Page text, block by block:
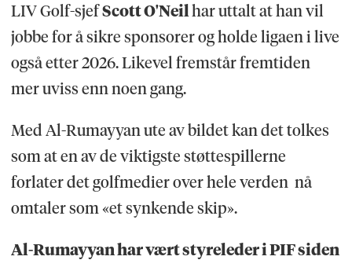
LIV Golf-sjefScott O'Neilhar uttalt at han vil
jobbe for å sikre sponsorer og holde ligaen i live
også etter 2026. Likevel fremstår fremtiden
mer uviss enn noen gang.
Med Al-Rumayyan ute av bildet kan det tolkes
som at en av de viktigste støttespillerne
forlater det golfmedier over hele verden nå
omtaler som «et synkende skip».
Al-Rumayyan har vært styreleder i PIF siden